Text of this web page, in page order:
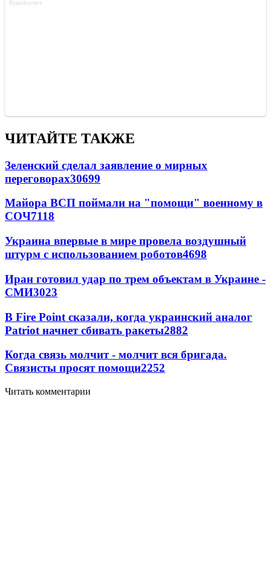
ЧИТАЙТЕ ТАКЖЕ
Зеленский сделал заявление о мирных
переговорах30699
Майора ВСП поймали на "помощи" военному в
СОЧ7118
Украина впервые в мире провела воздушный
штурм с использованием роботов4698
Иран готовил удар по трем объектам в Украине -
СМИ3023
В Fire Point сказали, когда украинский аналог
Patriot начнет сбивать ракеты2882
Когда связь молчит - молчит вся бригада.
Связисты просят помощи2252
Читать комментарии